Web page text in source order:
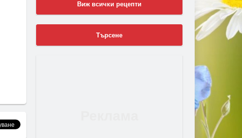
Виж всички рецепти
Търсене